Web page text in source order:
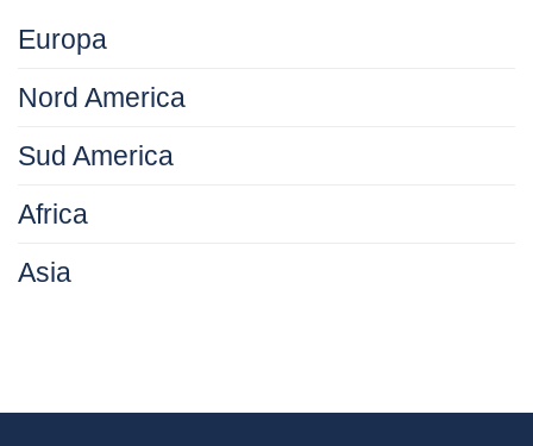
Europa
Nord America
Sud America
Africa
Asia